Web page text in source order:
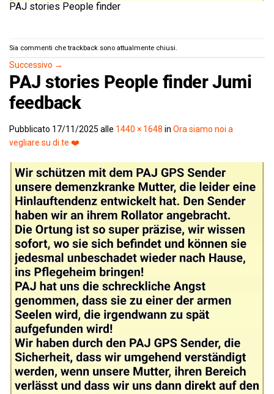
PAJ stories People finder
Sia commenti che trackback sono attualmente chiusi.
Successivo →
PAJ stories People finder Jumi
feedback
Pubblicato 17/11/2025 alle 1440 × 1648 in Ora siamo noi a
vegliare su di te ❤️